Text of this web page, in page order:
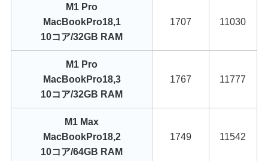
M1 Pro
MacBookPro18,1
10コア/32GB RAM
1707 11030
M1 Pro
MacBookPro18,3
10コア/32GB RAM
1767 11777
M1 Max
MacBookPro18,2
10コア/64GB RAM
1749 11542